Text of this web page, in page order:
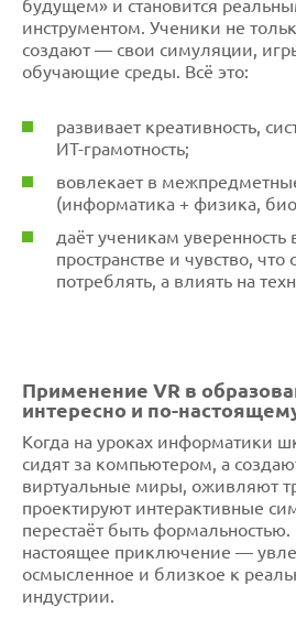
будущем» и становится
инструментом. Ученики не
создают — свои симуляции,
обучающие среды. Всё это:
развивает креативность,
ИТ-грамотность;
вовлекает в
(информатика + физика,
даёт ученикам
пространстве и чувство, что
потреблять, а влиять на
Применение VR в
интересно и по-
Когда на уроках информатики
сидят за компьютером, а
виртуальные миры, оживляют
проектируют интерактивные
перестаёт быть
настоящее приключение —
осмысленное и близкое к
индустрии.